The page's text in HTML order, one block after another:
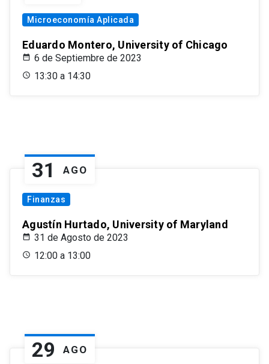
Microeconomía Aplicada
Eduardo Montero, University of Chicago
6 de Septiembre de 2023
13:30 a 14:30
31 AGO
Finanzas
Agustín Hurtado, University of Maryland
31 de Agosto de 2023
12:00 a 13:00
29 AGO